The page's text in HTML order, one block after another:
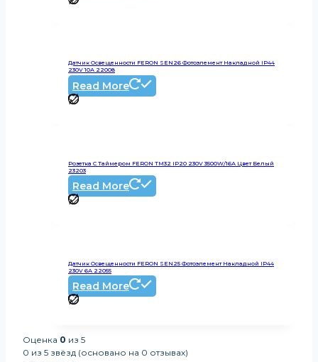
Датчик Освещенности FERON SEN26 Фотоэлемент Накладной IP44
230V 10А 22008
Read More
Розетка С Таймером FERON TM32 IP20 230V 3500W/16А Цвет Белый
23203
Read More
Датчик Освещенности FERON SEN25 Фотоэлемент Накладной IP44
230V 6А 22055
Read More
Оценка 0 из 5
0 из 5 звёзд (основано на 0 отзывах)